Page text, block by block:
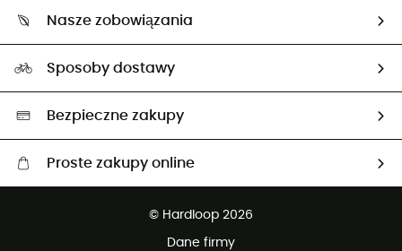
Zwrot artykułów i zwrot środków
Ambasadorzy
Nasze zobowiązania
Wybrane produkty eko
Sposoby dostawy
Bezpieczne zakupy
Proste zakupy online
© Hardloop 2026
Dane firmy